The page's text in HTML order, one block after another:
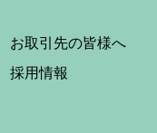
お取引先の皆様へ
採用情報